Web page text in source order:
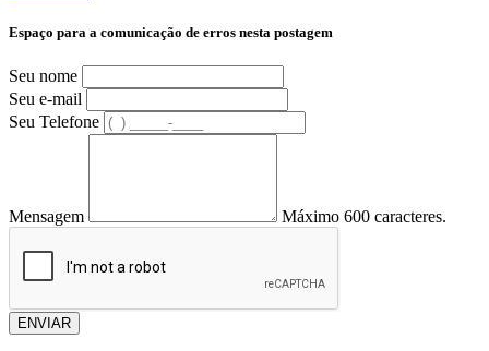
Espaço para a comunicação de erros nesta postagem
Seu nome
Seu e-mail
Seu Telefone
Mensagem Máximo 600 caracteres.
ENVIAR